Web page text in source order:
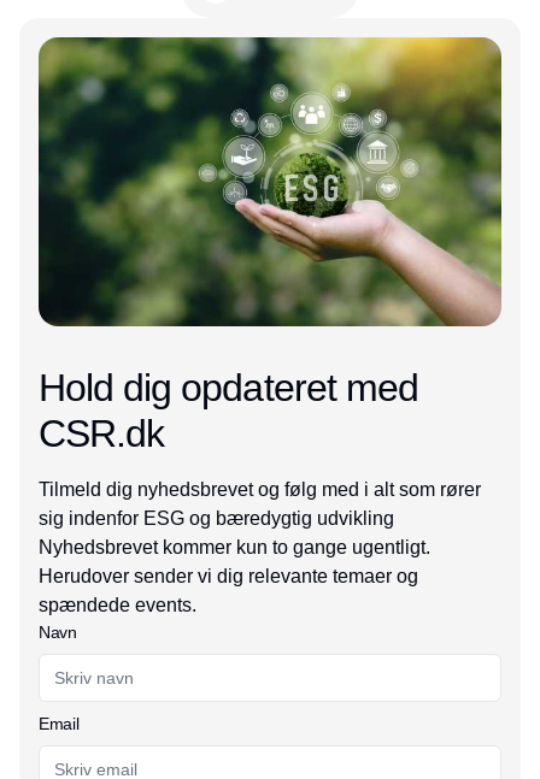
Annonce
Hold dig opdateret med
CSR.dk
Tilmeld dig nyhedsbrevet og følg med i alt som rører
sig indenfor ESG og bæredygtig udvikling
Nyhedsbrevet kommer kun to gange ugentligt.
Herudover sender vi dig relevante temaer og
spændede events.
Navn
Email